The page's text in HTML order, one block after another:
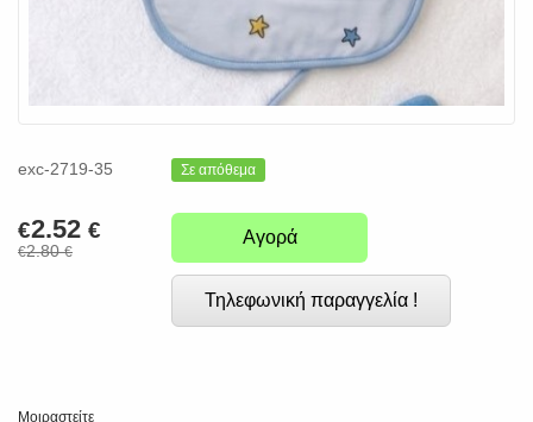
exc-2719-35 Σε απόθεμα
€2.52 €
€2.80€
Αγορά
Τηλεφωνική παραγγελία !
Μοιραστείτε